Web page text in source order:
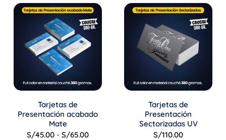
Tarjetas de
Presentación acabado
Mate
S/45.00 - S/65.00Rango
Tarjetas de
Presentación
Sectorizadas UV
S/110.00